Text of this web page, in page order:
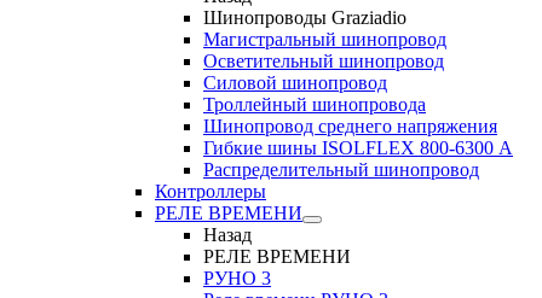
Шинопроводы Graziadio
Магистральный шинопровод
Осветительный шинопровод
Силовой шинопровод
Троллейный шинопровода
Шинопровод среднего напряжения
Гибкие шины ISOLFLEX 800-6300 А
Распределительный шинопровод
Контроллеры
РЕЛЕ ВРЕМЕНИ
Назад
РЕЛЕ ВРЕМЕНИ
РУНО 3